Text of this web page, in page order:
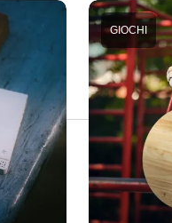
GIOCHI